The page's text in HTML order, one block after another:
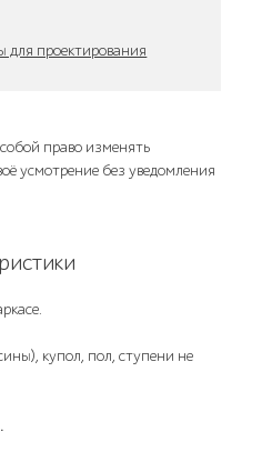
для проектирования
право изменять
усмотрение без уведомления
купол, пол, ступени не